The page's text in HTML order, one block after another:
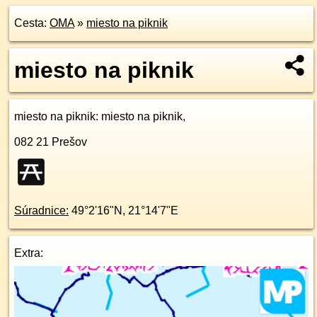
Cesta: OMA» miesto na piknik
miesto na piknik
miesto na piknik: miesto na piknik,
082 21 Prešov
Súradnice: 49°2'16"N , 21°14'7"E
Extra: